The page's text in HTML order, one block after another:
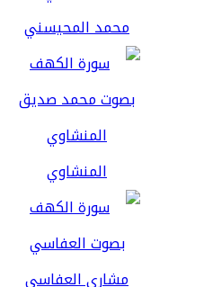
محمد المحيسني
المنشاوي
مشاري العفاسي